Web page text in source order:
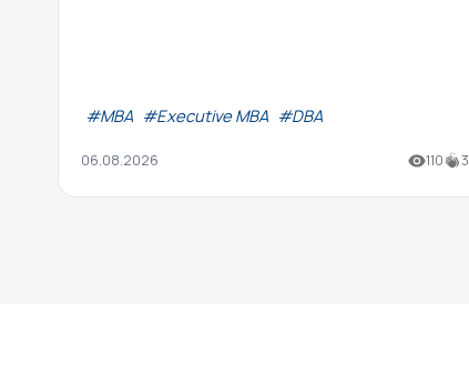
#МВА #Executive MBA #DBA
06.08.2026 110 3